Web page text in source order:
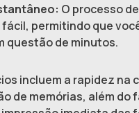
O processo
fácil, permitindo que
questão de minutos.
incluem a rapidez na
de memórias, além do